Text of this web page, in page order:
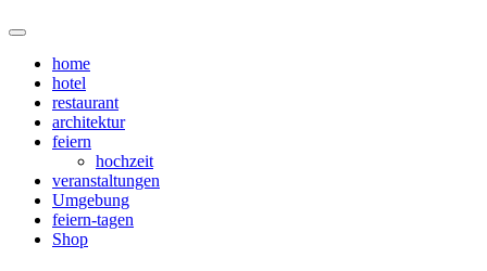
Menü
home
hotel
restaurant
architektur
feiern
hochzeit
veranstaltungen
Umgebung
feiern-tagen
Shop